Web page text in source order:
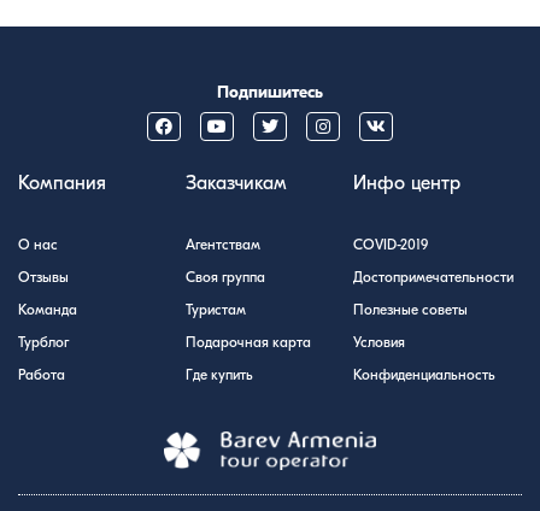
Подпишитесь
Компания
О нас
Отзывы
Команда
Турблог
Работа
Заказчикам
Агентствам
Своя группа
Туристам
Подарочная карта
Где купить
Инфо центр
COVID-2019
Достопримечательности
Полезные советы
Условия
Конфиденциальность